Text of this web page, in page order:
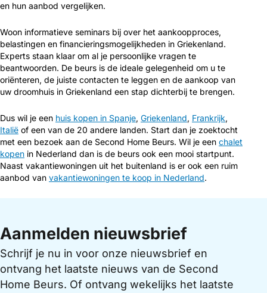
en hun aanbod vergelijken.
Woon informatieve seminars bij over het aankoopproces,
belastingen en financieringsmogelijkheden in Griekenland.
Experts staan klaar om al je persoonlijke vragen te
beantwoorden. De beurs is de ideale gelegenheid om u te
oriënteren, de juiste contacten te leggen en de aankoop van
uw droomhuis in Griekenland een stap dichterbij te brengen.
Dus wil je een huis kopen in Spanje, Griekenland, Frankrijk,
Italië of een van de 20 andere landen. Start dan je zoektocht
met een bezoek aan de Second Home Beurs. Wil je een chalet
kopen in Nederland dan is de beurs ook een mooi startpunt.
Naast vakantiewoningen uit het buitenland is er ook een ruim
aanbod van vakantiewoningen te koop in Nederland.
Aanmelden nieuwsbrief
Schrijf je nu in voor onze nieuwsbrief en
ontvang het laatste nieuws van de Second
Home Beurs. Of ontvang wekelijks het laatste